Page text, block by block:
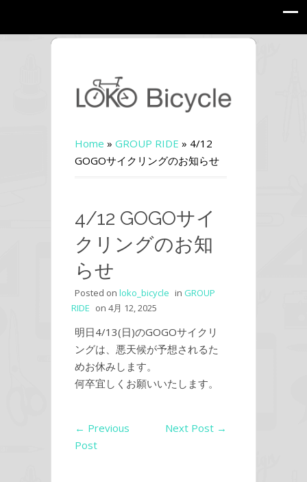
Home » GROUP RIDE » 4/12
GOGOサイクリングのお知らせ
4/12 GOGOサイ
クリングのお知
らせ
Posted on loko_bicycle in GROUP
RIDE on 4月 12, 2025
明日4/13(日)のGOGOサイクリ
ングは、悪天候が予想されるた
めお休みします。
何卒宜しくお願いいたします。
← Previous
Post
Next Post →